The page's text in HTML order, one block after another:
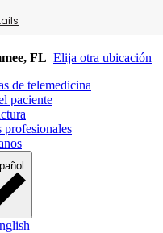
FL Elija otra ubicación
de telemedicina
paciente
profesionales